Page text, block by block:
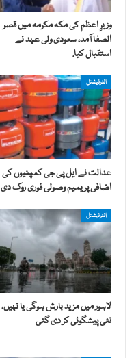
وزیرِ اعظم کی مکہ مکرمہ میں قصر
الصفا آمد، سعودی ولی عہد نے
استقبال کیا.
انٹرنیشنل
عدالت نے ایل پی جی کمپنیوں کی
اضافی پریمیم وصولی فوری روک دی
انٹرنیشنل
لاہور میں مزید بارش ہوگی یا نہیں،
نئی پیشگوئی کر دی گئی